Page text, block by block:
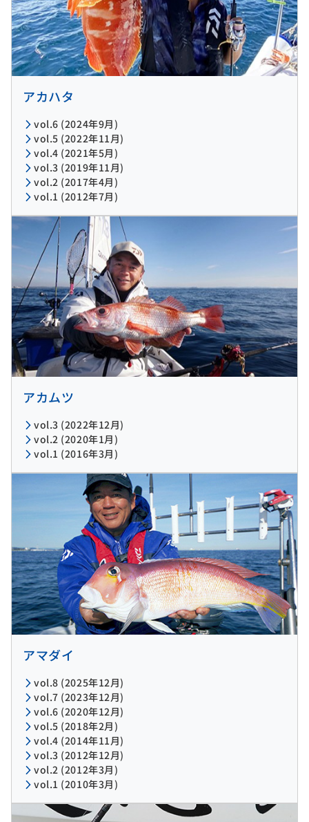
アカハタ
vol.6 (2024年9月)
vol.5 (2022年11月)
vol.4 (2021年5月)
vol.3 (2019年11月)
vol.2 (2017年4月)
vol.1 (2012年7月)
アカムツ
vol.3 (2022年12月)
vol.2 (2020年1月)
vol.1 (2016年3月)
アマダイ
vol.8 (2025年12月)
vol.7 (2023年12月)
vol.6 (2020年12月)
vol.5 (2018年2月)
vol.4 (2014年11月)
vol.3 (2012年12月)
vol.2 (2012年3月)
vol.1 (2010年3月)